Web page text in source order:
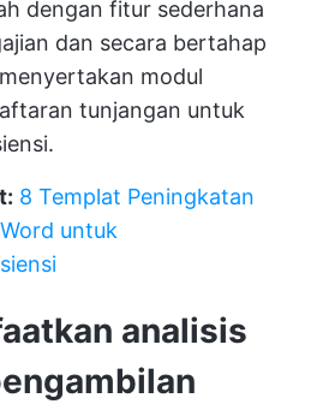
dengan fitur sederhana
dan secara bertahap
modul
tunjangan untuk
8 Templat Peningkatan
untuk
analisis